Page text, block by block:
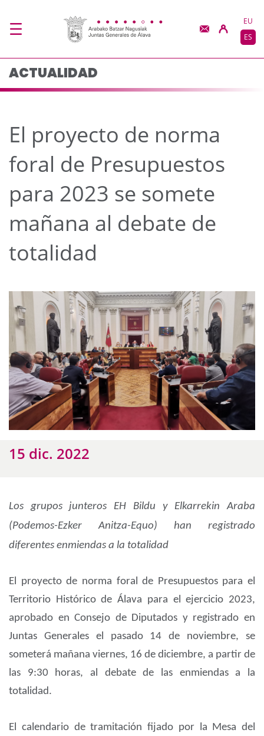
El proyecto de norma EU
ES
ACTUALIDAD
El proyecto de norma
foral de Presupuestos
para 2023 se somete
mañana al debate de
totalidad
15 dic. 2022
Los grupos junteros EH Bildu y Elkarrekin Araba
(Podemos-Ezker Anitza-Equo) han registrado
diferentes enmiendas a la totalidad
El proyecto de norma foral de Presupuestos para el
Territorio Histórico de Álava para el ejercicio 2023,
aprobado en Consejo de Diputados y registrado en
Juntas Generales el pasado 14 de noviembre, se
someterá mañana viernes, 16 de diciembre, a partir de
las 9:30 horas, al debate de las enmiendas a la
totalidad.
El calendario de tramitación fijado por la Mesa del